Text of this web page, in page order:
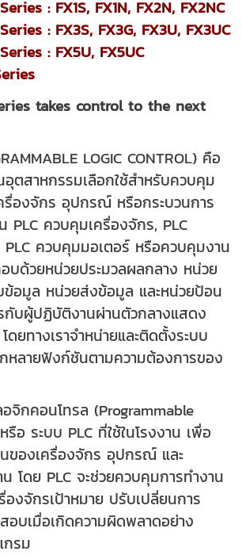
: FX1S, FX1N, FX2N, FX2NC
: FX3S, FX3G, FX3U, FX3UC
: FX5U, FX5UC
takes control to the next
LOGIC CONTROL) คือ
ตสาหกรรมเลือกใช้สำหรับควบคุม
รื่องจักร อุปกรณ์ หรือกระบวนการ
PLC ควบคุมเครื่องจักร, PLC
ควบคุมมอเตอร์ หรือควบคุมงาน
บด้วยหน่วยประมวลผลกลาง หน่วย
ข้อมูล หน่วยส่งข้อมูล และหน่วยป้อน
กับผู้ปฏิบัติงานผ่านตัวกลางแสดง
ดยทางเราจำหน่ายและติดตั้งระบบ
กหลายฟังก์ชันตามความต้องการของ
อจิกคอนโทรล (Programmable
อ ระบบ PLC ที่ใช้ในโรงงาน เพื่อ
ของเครื่องจักร อุปกรณ์ และ
โดย PLC จะช่วยควบคุมการทำงาน
องจักรเป้าหมาย ปรับเปลี่ยนการ
อบเมื่อเกิดความผิดพลาดอย่าง
กรม